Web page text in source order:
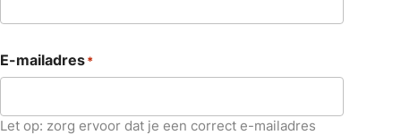
E-mailadres*
Let op: zorg ervoor dat je een correct e-mailadres